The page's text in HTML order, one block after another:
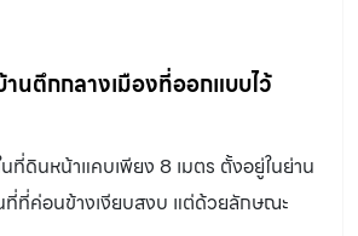
งเวลาที่ลูกจะได้เติบโตไปพร้อมกับบ้าน
านล้อมคอร์ตนั้น หมายถึงการที่มีทาง
งเดินอยู่ในเกือบทุกส่วนของบ้าน ผู้
เหล่านี้ ตอบสนองความต้องการของ
ช้เป็นพื้นที่เก็บหนังสือ ของสะสมที่มีเรื่อง
Volume นั้น จึงทำหน้าที่ช่วยเปิดให้
ห้สามารถเข้าถึงพื้นที่ภายในได้สะดวก
ดไว้กับบานเปิดที่มีบานกระจกนั้น ยัง
ารถเลือกได้ว่าจะเปิดรับลมธรรมชาติ
ศ แต่ระแนงไม้เหล่านี้ ก็ยังช่วยสร้างความ
แสงภายนอกให้พอดีกับบรรยากาศผ่อน
นตึกกลางเมืองที่ออกแบบไว้
ที่ดินหน้าแคบเพียง 8 เมตร ตั้งอยู่ในย่าน
ที่ที่ค่อนข้างเงียบสงบ แต่ด้วยลักษณะ